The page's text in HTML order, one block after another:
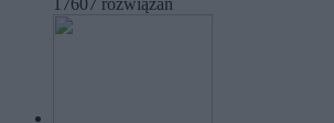
17607 rozwiązań